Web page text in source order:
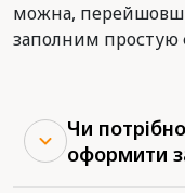
можна,
заполним простую
Чи
оформити